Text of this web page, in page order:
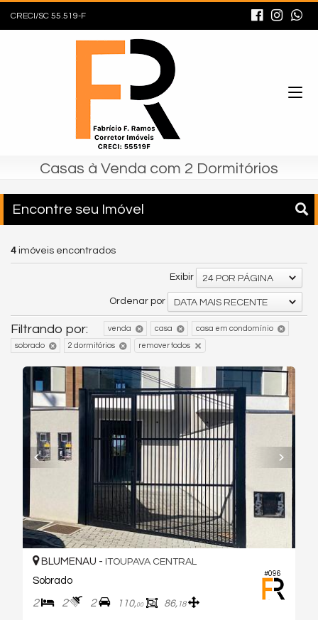
CRECI/SC 55.519-F
Casas à Venda com 2 Dormitórios
Encontre seu Imóvel
4 imóveis encontrados
Exibir 24 POR PÁGINA
Ordenar por DATA MAIS RECENTE
Filtrando por: venda casa casa em condomínio
sobrado 2 dormitórios remover todos
#096
BLUMENAU - ITOUPAVA CENTRAL
Sobrado
2 2 2 110,00 86, 18